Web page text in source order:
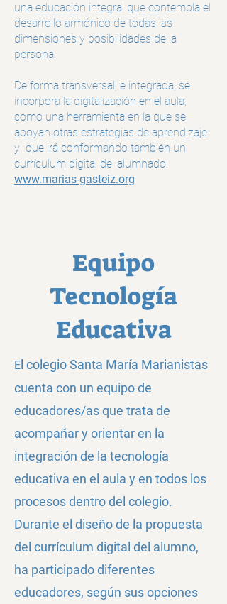
una educación integral que contempla el
desarrollo armónico de todas las
dimensiones y posibilidades de la
persona.
De forma transversal, e integrada, se
incorpora la digitalización en el aula,
como una herramienta en la que se
apoyan otras estrategias de aprendizaje
y que irá conformando también un
currículum digital del alumnado.
www.marias-gasteiz.org
Equipo
Tecnología
Educativa
E l colegio Santa María Marianistas
cuenta con un equipo de
educadores/asque trata de
acompañar y orientar en la
integración de la tecnología
educativa en el aula y en todos los
procesos dentro del colegio.
Durante el diseño de la propuesta
del currículum digital del alumno,
ha participado diferentes
educadores, según sus opciones